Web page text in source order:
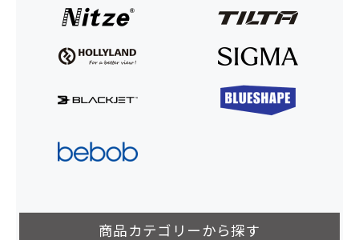
商品カテゴリーから探す